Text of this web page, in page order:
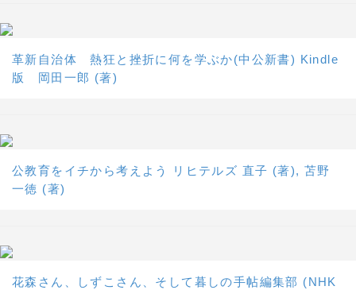
革新自治体 熱狂と挫折に何を学ぶか(中公新書) Kindle
版 岡田一郎 (著)
公教育をイチから考えよう リヒテルズ 直子 (著), 苫野
一徳 (著)
花森さん、しずこさん、そして暮しの手帖編集部 (NHK